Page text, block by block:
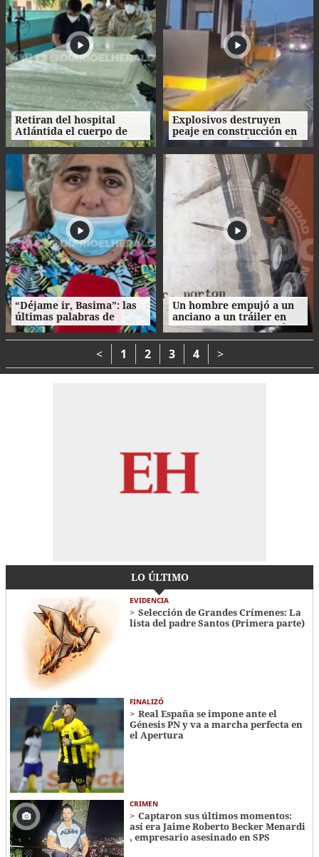
Retiran del hospital
Atlántida el cuerpo de
Nasser Hilsaca
Explosivos destruyen
peaje en construcción en
Colombia un día después
de la investidura de De la
Espriella
“Déjame ir, Basima”: las
últimas palabras de
Nasser Hilsaca antes de
morir
Un hombre empujó a un
anciano a un tráiler en
movimiento y le causó la
muerte
< 1 2 3 4 >
LO ÚLTIMO
EVIDENCIA
Selección de Grandes Crímenes: La
lista del padre Santos (Primera parte)
FINALIZÓ
Real España se impone ante el
Génesis PN y va a marcha perfecta en
el Apertura
CRIMEN
Captaron sus últimos momentos:
así era Jaime Roberto Becker Menardi​​​
, empresario asesinado en SPS